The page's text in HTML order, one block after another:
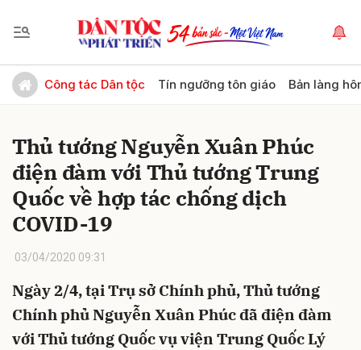
Công tác Dân tộc Tín ngưỡng tôn giáo Bản làng
Thủ tướng Nguyễn Xuân Phúc
điện đàm với Thủ tướng Trung
Quốc về hợp tác chống dịch
COVID-19
03/04/2020 09:31
Ngày 2/4, tại Trụ sở Chính phủ, Thủ tướng
Chính phủ Nguyễn Xuân Phúc đã điện đàm
với Thủ tướng Quốc vụ viện Trung Quốc Lý
Gửi bình luận